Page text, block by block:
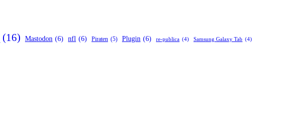
(16) Mastodon (6) nfl (6) Piraten (5) Plugin (6) re-publica (4) Samsung Galaxy Tab (4)